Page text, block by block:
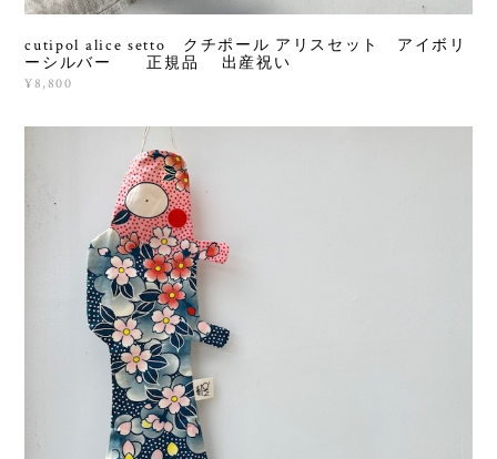
cutipol alice setto クチポール アリスセット アイボリ
ーシルバー 正規品 出産祝い
¥8,800